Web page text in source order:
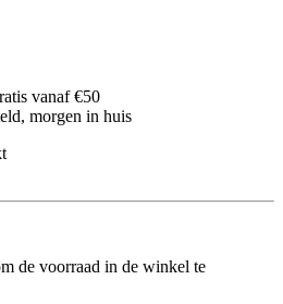
vanaf €50
morgen in huis
de voorraad in de winkel te